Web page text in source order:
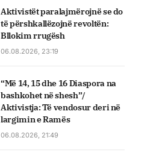
Aktivistët paralajmërojnë se do
të përshkallëzojnë revoltën:
Bllokim rrugësh
06.08.2026, 23:19
“Më 14, 15 dhe 16 Diaspora na
bashkohet në shesh”/
Aktivistja: Të vendosur deri në
largimin e Ramës
06.08.2026, 21:49